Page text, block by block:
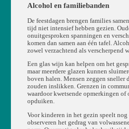
Alcohol en familiebanden
De feestdagen brengen families
tijd niet intensief hebben gezien.
onuitgesproken spanningen en
komen dan samen aan één tafel.
zowel verzachtend als verscherpend
Een glas wijn kan helpen om het
maar meerdere glazen kunnen
boven halen. Mensen zeggen sneller
zouden inslikken. Grenzen in
waardoor kwetsende opmerkingen
opduiken.
Voor kinderen in het gezin speelt nog
observeren het gedrag van